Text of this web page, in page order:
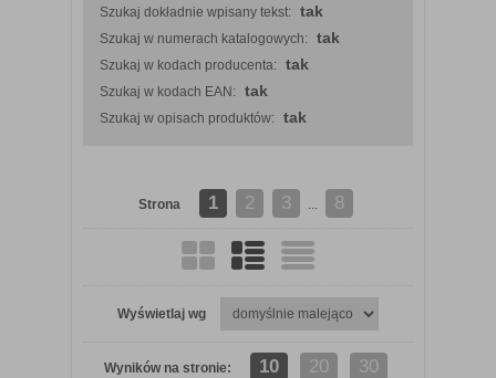
Szukaj dokładnie wpisany tekst: tak
Szukaj w numerach katalogowych: tak
Szukaj w kodach producenta: tak
Szukaj w kodach EAN: tak
Szukaj w opisach produktów: tak
Strona 1 2 3 8
Wyświetlaj wg
Wyników na stronie: 10 20 30